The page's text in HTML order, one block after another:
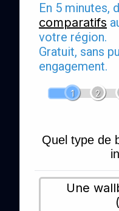
En 5 minutes,
comparatifs
votre région.
Gratuit, sans
engagement.
1 2
Quel type de
Une